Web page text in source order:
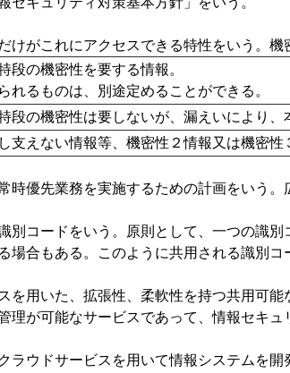
これにアクセスできる特性をいう。機
段の機密性を要する情報。
れるものは、別途定めることができる。
段の機密性は要しないが、漏えいにより
支えない情報等、機密性２情報又は機密性
先業務を実施するための計画をいう。
コードをいう。原則として、一つの識別
合もある。このように共用される識別コ
いた、拡張性、柔軟性を持つ共用可能
理が可能なサービスであって、情報セキ
ウドサービスを用いて情報システムを開